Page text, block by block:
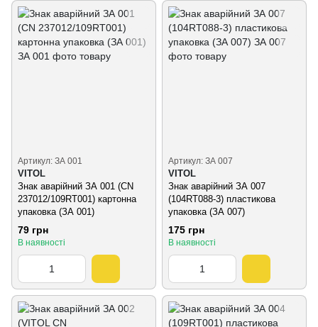
Артикул: ЗА 001
VITOL
Знак аварійний ЗА 001 (СN
237012/109RT001) картонна
упаковка (ЗА 001)
79 грн
В наявності
Артикул: ЗА 007
VITOL
Знак аварійний ЗА 007
(104RT088-3) пластикова
упаковка (ЗА 007)
175 грн
В наявності